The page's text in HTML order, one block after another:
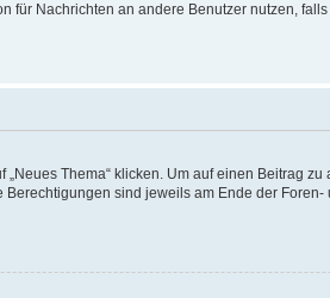
für Nachrichten an andere Benutzer nutzen,
Thema“ klicken. Um auf einen Beitrag
sind jeweils am Ende der